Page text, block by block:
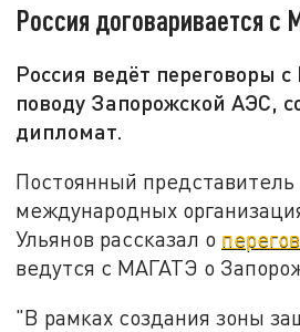
Россия договаривается с
Россия ведёт переговоры
поводу Запорожской АЭС,
дипломат.
Постоянный представитель
международных
Ульянов рассказал о
ведутся с МАГАТЭ о
"В рамках создания зоны